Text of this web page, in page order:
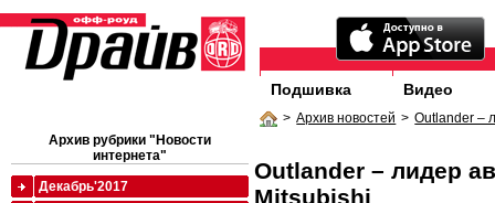
Подшивка Видео
> Архив новостей > Outlander –
Outlander – лидер
Mitsubishi
Архив рубрики "Новости
интернета"
Декабрь'2017